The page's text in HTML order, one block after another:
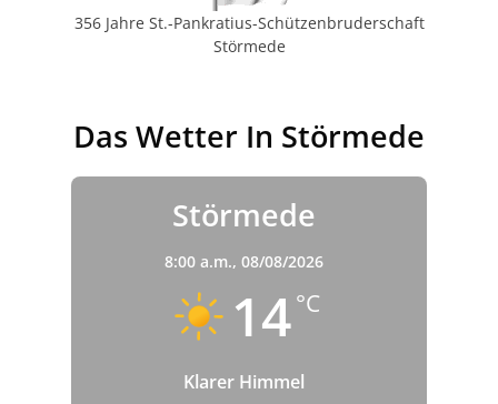
356 Jahre St.-Pankratius-Schützenbruderschaft
Störmede
Das Wetter In Störmede
Störmede
8:00 a.m., 08/08/2026
14°C
Klarer Himmel